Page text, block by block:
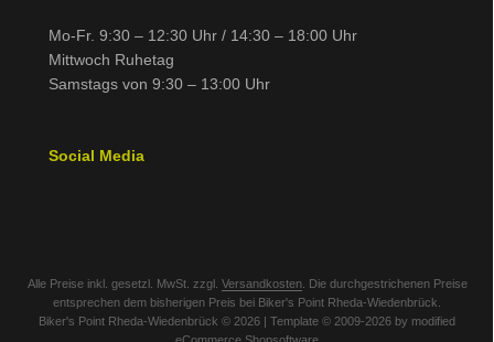
Mo-Fr. 9:30 – 12:30 Uhr / 14:30 – 18:00 Uhr
Mittwoch Ruhetag
Samstags von 9:30 – 13:00 Uhr
Social Media
Alle Preise inkl. gesetzl. MwSt. zzgl. Versandkosten. Die durchgestrichenen Preise
entsprechen dem bisherigen Preis bei Biker's Point Rheda-Wiedenbrück.
Biker's Point Rheda-Wiedenbrück © 2026 | Template © 2009-2026 by modified